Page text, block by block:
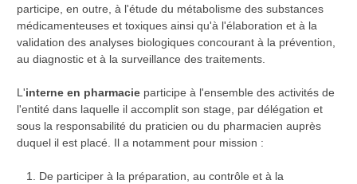
participe, en outre, à l'étude du métabolisme des substances
médicamenteuses et toxiques ainsi qu'à l'élaboration et à la
validation des analyses biologiques concourant à la prévention,
au diagnostic et à la surveillance des traitements.
L'interne en pharmacie participe à l'ensemble des activités de
l'entité dans laquelle il accomplit son stage, par délégation et
sous la responsabilité du praticien ou du pharmacien auprès
duquel il est placé. Il a notamment pour mission :
De participer à la préparation, au contrôle et à la